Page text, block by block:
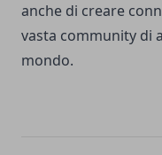
anche di creare
vasta community di
mondo.